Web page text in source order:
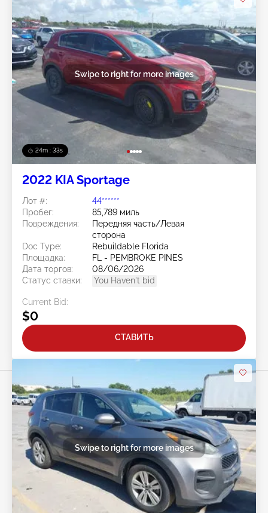
24m : 30s
Swipe to right for more images
2022 KIA Sportage
Лот #:
44******
Пробег:
85,789 миль
Повреждения:
Передняя часть/Левая
сторона
Doc Type:
Rebuildable Florida
Площадка:
FL - PEMBROKE PINES
Дата торгов:
08/06/2026
Статус ставки:
You Haven't bid
Current Bid:
$0
СТАВИТЬ
Swipe to right for more images